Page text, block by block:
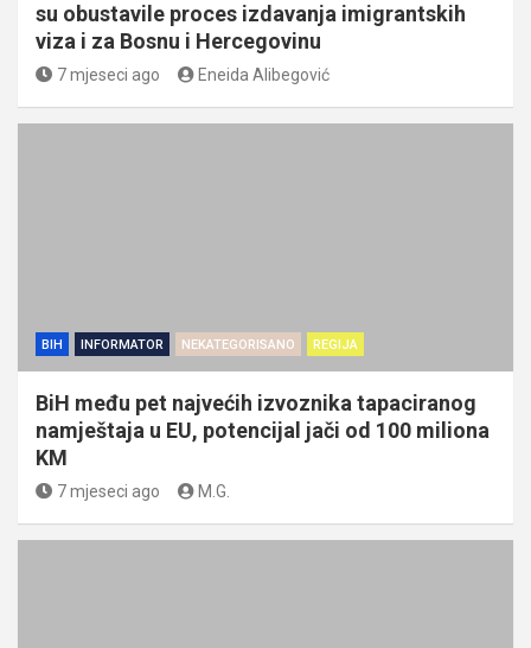
su obustavile proces izdavanja imigrantskih
viza i za Bosnu i Hercegovinu
7 mjeseci ago Eneida Alibegović
BIH INFORMATOR NEKATEGORISANO REGIJA
BiH među pet najvećih izvoznika tapaciranog
namještaja u EU, potencijal jači od 100 miliona
KM
7 mjeseci ago M.G.